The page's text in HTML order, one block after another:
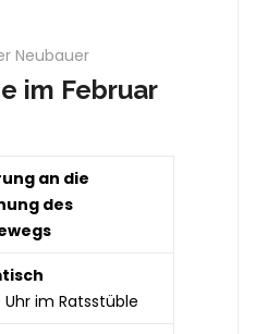
Neubauer
im Februar
an die
des
Uhr im Ratsstüble